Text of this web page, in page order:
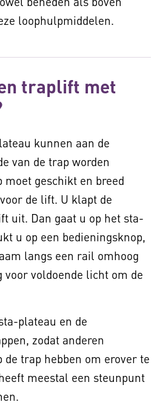
loophulpmiddelen.
traplift met
kunnen aan de
van de trap worden
moet geschikt en breed
de lift. U klapt de
uit. Dan gaat u op het sta-
u op een bedieningsknop,
langs een rail omhoog
voor voldoende licht om de
plateau en de
zodat anderen
trap hebben om erover te
meestal een steunpunt